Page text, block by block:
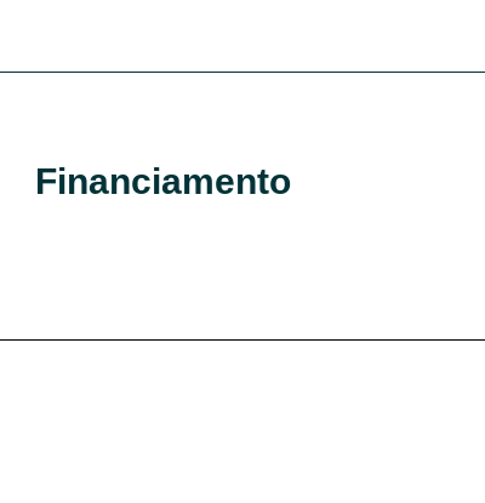
Financiamento